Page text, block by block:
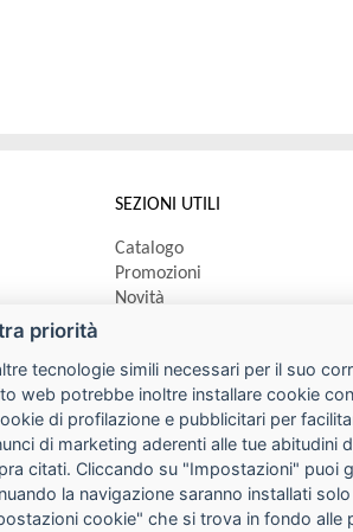
SEZIONI UTILI
Catalogo
Promozioni
Novità
priorità
tecnologie simili necessari per il suo
web potrebbe inoltre installare cookie
di profilazione e pubblicitari per
di marketing aderenti alle tue abitudini
citati. Cliccando su "Impostazioni" puoi
la navigazione saranno installati
cookie" che si trova in fondo alle